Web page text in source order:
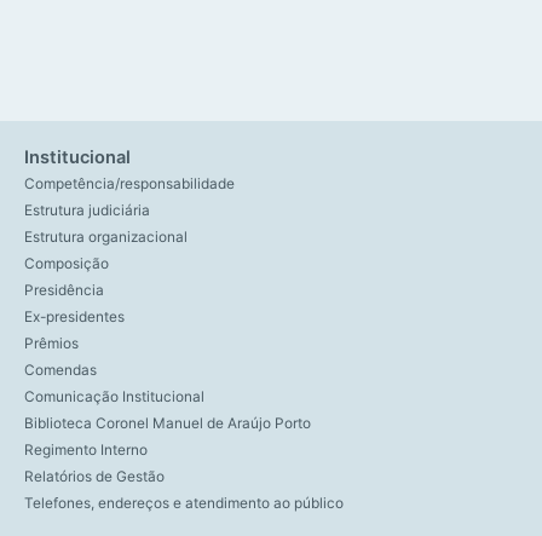
Institucional
Competência/responsabilidade
Estrutura judiciária
Estrutura organizacional
Composição
Presidência
Ex-presidentes
Prêmios
Comendas
Comunicação Institucional
Biblioteca Coronel Manuel de Araújo Porto
Regimento Interno
Relatórios de Gestão
Telefones, endereços e atendimento ao público